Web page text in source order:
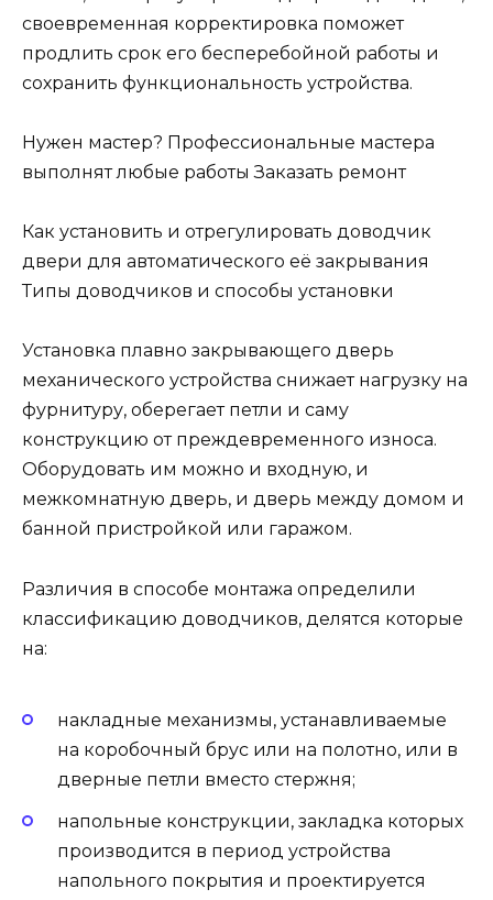
своевременная корректировка поможет
продлить срок его бесперебойной работы и
сохранить функциональность устройства.
Нужен мастер? Профессиональные мастера
выполнят любые работы Заказать ремонт
Как установить и отрегулировать доводчик
двери для автоматического её закрывания
Типы доводчиков и способы установки
Установка плавно закрывающего дверь
механического устройства снижает нагрузку на
фурнитуру, оберегает петли и саму
конструкцию от преждевременного износа.
Оборудовать им можно и входную, и
межкомнатную дверь, и дверь между домом и
банной пристройкой или гаражом.
Различия в способе монтажа определили
классификацию доводчиков, делятся которые
на:
накладные механизмы, устанавливаемые
на коробочный брус или на полотно, или в
дверные петли вместо стержня;
напольные конструкции, закладка которых
производится в период устройства
напольного покрытия и проектируется